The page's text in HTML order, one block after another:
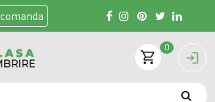
comanda
0